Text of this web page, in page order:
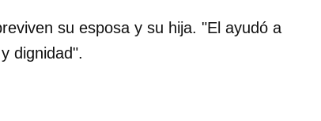
su esposa y su hija. "El ayudó a
dignidad".